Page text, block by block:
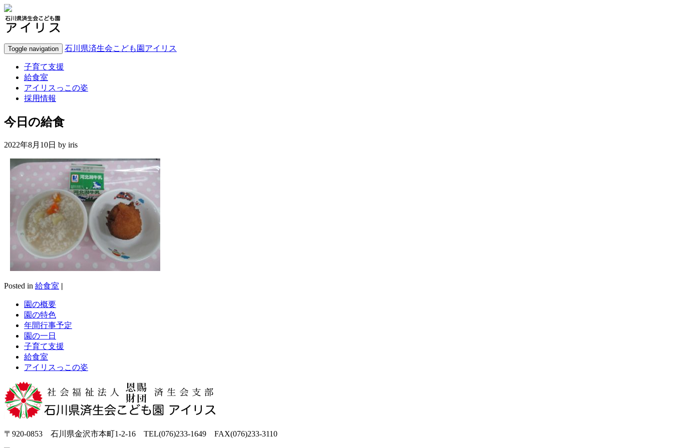
Toggle navigation 石川県済生会こども園アイリス
子育て支援
給食室
アイリスっこの姿
採用情報
今日の給食
2022年8月10日 by iris
Posted in 給食室 |
園の概要
園の特色
年間行事予定
園の一日
子育て支援
給食室
アイリスっこの姿
〒920-0853 石川県金沢市本町1-2-16 TEL(076)233-1649 FAX(076)233-3110